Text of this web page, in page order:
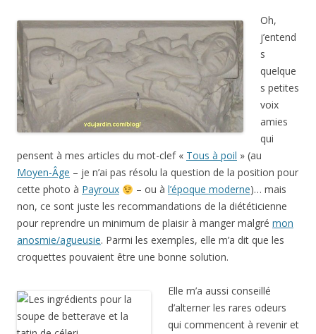
Oh,
j’entend
s
quelque
s petites
voix
amies
qui
pensent à mes articles du mot-clef « Tous à poil » (au
Moyen-Âge – je n’ai pas résolu la question de la position pour
cette photo à Payroux – ou à l’époque moderne)… mais
non, ce sont juste les recommandations de la diététicienne
pour reprendre un minimum de plaisir à manger malgré mon
anosmie/agueusie. Parmi les exemples, elle m’a dit que les
croquettes pouvaient être une bonne solution.
Elle m’a aussi conseillé
d’alterner les rares odeurs
qui commencent à revenir et